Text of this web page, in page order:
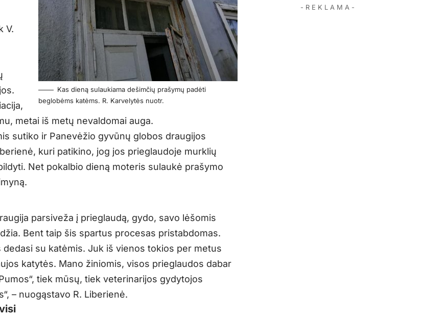
Kas dieną sulaukiama dešimčių prašymų padėti
beglobėms katėms. R. Karvelytės nuotr.
V.
metai iš metų nevaldomai auga.
sutiko ir Panevėžio gyvūnų globos draugijos
kuri patikino, jog jos prieglaudoje murklių
Net pokalbio dieną moteris sulaukė prašymo
parsiveža į prieglaudą, gydo, savo lėšomis
Bent taip šis spartus procesas pristabdomas.
dedasi su katėmis. Juk iš vienos tokios per metus
katytės. Mano žiniomis, visos prieglaudos dabar
tiek mūsų, tiek veterinarijos gydytojos
– nuogąstavo R. Liberienė.
- R E K L A M A -